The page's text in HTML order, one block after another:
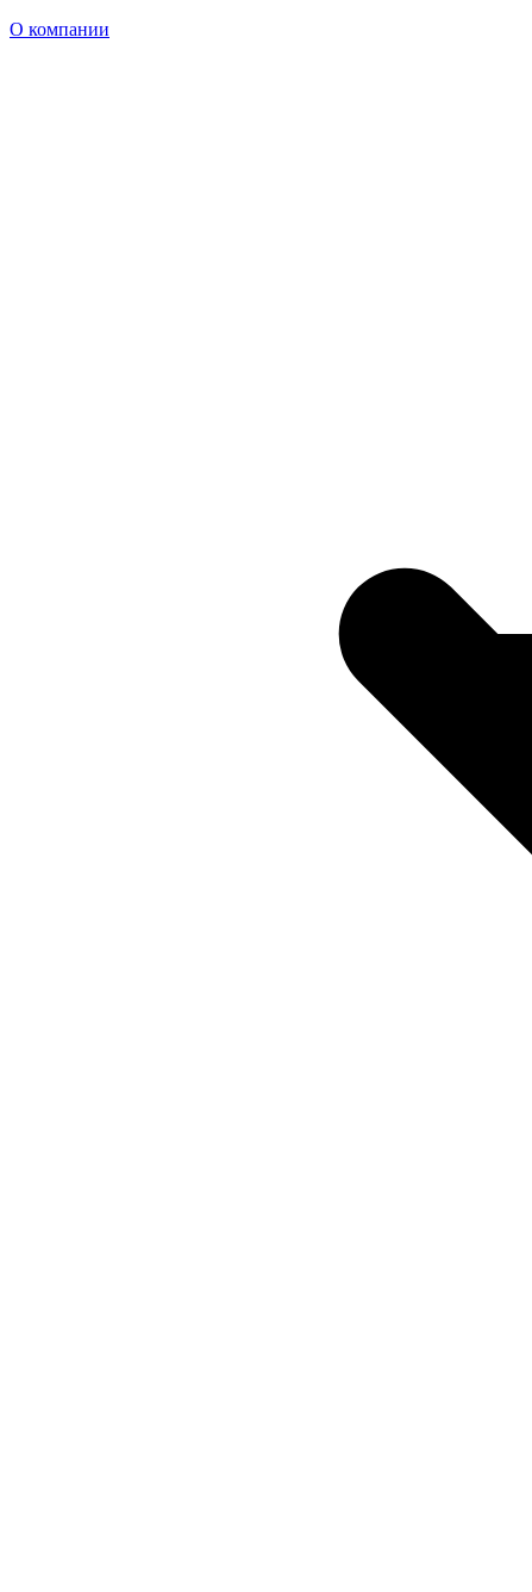
О компании